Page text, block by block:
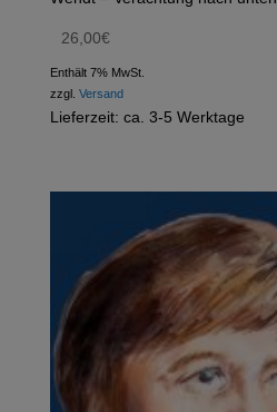
26,00€
Enthält 7% MwSt.
zzgl. Versand
Lieferzeit: ca. 3-5 Werktage